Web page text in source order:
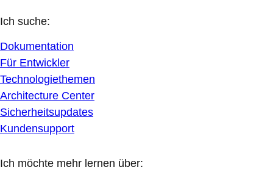
Ich suche:
Dokumentation
Für Entwickler
Technologiethemen
Architecture Center
Sicherheitsupdates
Kundensupport
Ich möchte mehr lernen über: